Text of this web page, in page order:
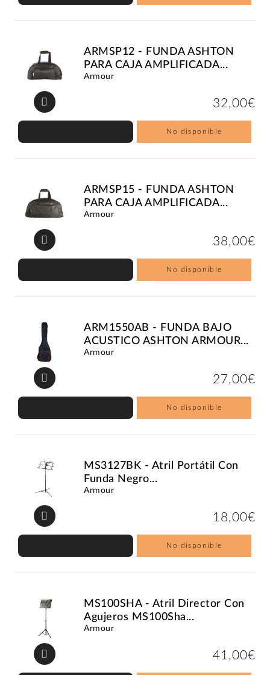
ARMSP12 - FUNDA ASHTON
PARA CAJA AMPLIFICADA...
Armour
32,00€
No disponible
ARMSP15 - FUNDA ASHTON
PARA CAJA AMPLIFICADA...
Armour
38,00€
No disponible
ARM1550AB - FUNDA BAJO
ACUSTICO ASHTON ARMOUR...
Armour
27,00€
No disponible
MS3127BK - Atril Portátil Con
Funda Negro...
Armour
18,00€
No disponible
MS100SHA - Atril Director Con
Agujeros MS100Sha...
Armour
41,00€